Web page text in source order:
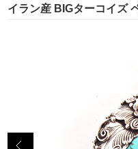
イラン産 BIGターコイズ